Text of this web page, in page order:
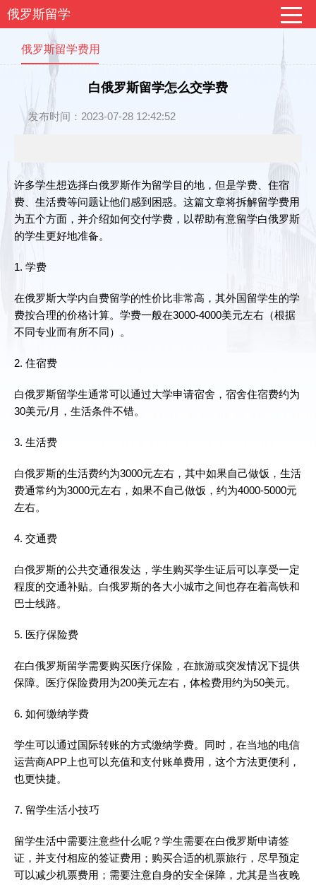
俄罗斯留学
俄罗斯留学费用
白俄罗斯留学怎么交学费
发布时间：2023-07-28 12:42:52
许多学生想选择白俄罗斯作为留学目的地，但是学费、住宿
费、生活费等问题让他们感到困惑。这篇文章将拆解留学费用
为五个方面，并介绍如何交付学费，以帮助有意留学白俄罗斯
的学生更好地准备。
1. 学费
在俄罗斯大学内自费留学的性价比非常高，其外国留学生的学
费按合理的价格计算。学费一般在3000-4000美元左右（根据
不同专业而有所不同）。
2. 住宿费
白俄罗斯留学生通常可以通过大学申请宿舍，宿舍住宿费约为
30美元/月，生活条件不错。
3. 生活费
白俄罗斯的生活费约为3000元左右，其中如果自己做饭，生活
费通常约为3000元左右，如果不自己做饭，约为4000-5000元
左右。
4. 交通费
白俄罗斯的公共交通很发达，学生购买学生证后可以享受一定
程度的交通补贴。白俄罗斯的各大小城市之间也存在着高铁和
巴士线路。
5. 医疗保险费
在白俄罗斯留学需要购买医疗保险，在旅游或突发情况下提供
保障。医疗保险费用为200美元左右，体检费用约为50美元。
6. 如何缴纳学费
学生可以通过国际转账的方式缴纳学费。同时，在当地的电信
运营商APP上也可以充值和支付账单费用，这个方法更便利，
也更快捷。
7. 留学生活小技巧
留学生活中需要注意些什么呢？学生需要在白俄罗斯申请签
证，并支付相应的签证费用；购买合适的机票旅行，尽早预定
可以减少机票费用；需要注意自身的安全保障，尤其是当夜晚